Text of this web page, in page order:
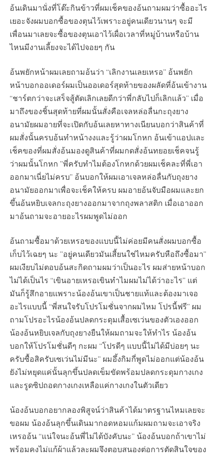
อ้นเดินมานั่งที่โต๊ะกินข้าวที่ผมเช็คของอ้นถามผมว่าซื้ออะไร
เยอะจังผมบอกซื้อของตุนไว้เพราะอยู่คนเดียวนานๆ จะมี
เพื่อนมาเลยจะซื้อของตุนเอาไว้เผื่อเวลาที่หมู่บ้านหรือบ้าน
ไหนมีงานเลี้ยงจะได้ไปจอยๆ กัน​
อ้นพยักหน้า​ผมเลยถามอ้นว่า​ “เลิกงานเลยเหรอ” อ้นพยัก
หน้าบอกออเดอร์ผมเป็นออเดอร์สุดท้ายของผลัดที่อ้นเข้างาน​
“ชาร์ต​กว่าจะเสร็จสู้ตัดเลิกเลยดีกว่าพี่กลับไปก็เลิกเเล้ว” เมื่อ
มาถึงของชิ้นสุดท้ายที่ผมนั้นสั่งคือเจลหล่อลื่น​กะถุงยาง
อนามัยผมอายที่จะเปิดกับอ้นเลยหาทางเนียนบอกว่าสินค้าที่
ผมสั่งนั้นครบอ้นทำหน้างงและรู้ว่าผมโกหก อ้นเข้าแอปและ
เช็คของที่ผมสั่งอ้นมองดูสินค้าที่ผมกดสั่งอ้นทยอยเช็คจนรู้
ว่าผมนั้นโกหก ​”พี่ครับทำไมต้องโกหกด้วยผมเช็คละที่พี่เอา
ออกมาเนี่ยไม่ครบ” อ้นบอกให้ผมเอาเจลหล่อลื่นกับถุงยาง
อนามัย​ออกมาเพื่อจะเช็คให้ครบ ผมอายอ้นจับมือผมและยก
ขึ้นอ้นหยิบเจลกะถุงยางออกมาจากถุงพลาสติก​ เมื่อเอาออก
มา​อ้นถามจะอายอะไรผมพูดไม่ออก
อ้นถามซื้อมาด้วยเหรอของแบบนี้ไม่ค่อยมีคนสั่งผมบอกซื้อ
เก็บไว้เฉยๆ นะ ​”อยู่คนเดียวมันเสี้ยน​ใช่ไหมครับหือถึงซื้อมา”
ผมเงียบไม่ตอบอ้นสะกิดถามผมว่าเป็นอะไร ผมส่ายหน้าบอก
ไม่ได้เป็นไร​ “เขินอายเหรอเขินทำไมผมไม่ได้ว่าอะไร” แต่
มันก็รู้สึกอายเเพราะน้องอ้นเขาเป็นชายแท้และต้องมาเจอ
อะไรแบบนี้​ “พี่สนใจรับโปรโมชั่น​จากผมไหม โปรนี้ฟรี” ผม
ถามโปรอะไรน้องอ้นปลดกระดุมเสื้อเซเว่นของตัวเองออก
น้องอ้นหยิบเจลกับถุงยางยืนให้ผมถามจะให้ทำไร น้องอ้น
บอกให้โปรโมชั่น​ดีๆ กะผม​ “โปรดีๆ แบบนี้ไม่ได้มีบ่อยๆ นะ
ครับซื้อสิครับเซเว่นไม่มีนะ” ผมอึ้งกิมกี่​พูดไม่ออกแต่น้องอ้น
ยังไม่หยุดแค่นั้นลุกขึ้นปลดเข็มขัด​พร้อมปลดกระดุมกางเกง
และรูดซิปถอดกางเกงเหลือแค่กางเกงในตัวเดียว
น้องอ้นบอกอยากลองพิสูจน์​ว่าสินค้าได้มาตรฐาน​ไหมเลยจะ
ขอผม น้องอ้นลุกขึ้นเดินมากอดหอมแก้มผมถามจะเอาจริง
เหรออ้น​ “แน่ใจนะอ้นพี่ไม่ได้บังคับนะ” น้องอ้นบอกถ้าเขาไม่
พร้อมคงไม่แก้ผ้าแล้วละผมจึงตอบสนองต่อการตัดสินใจของ